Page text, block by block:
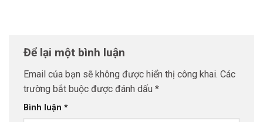
Để lại một bình luận
Email của bạn sẽ không được hiển thị công khai. Các
trường bắt buộc được đánh dấu *
Bình luận *